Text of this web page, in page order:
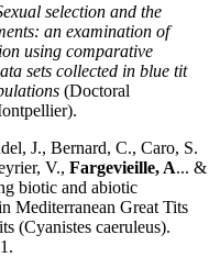
selection and the
an examination of
using comparative
sets collected in blue tit
(Doctoral
J., Bernard, C., Caro, S.
V., Fargevieille, A... &
biotic and abiotic
Mediterranean Great Tits
(Cyanistes caeruleus).